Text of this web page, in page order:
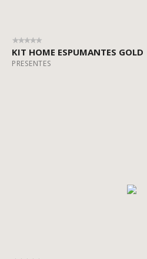
KIT HOME ESPUMANTES GOLD
PRESENTES